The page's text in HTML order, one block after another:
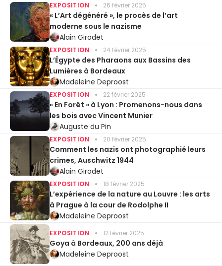
EXPOSITION 26 février 2025
« L’Art dégénéré », le procès de l’art
moderne sous le nazisme
Alain Girodet
EXPOSITION 24 février 2025
L’Égypte des Pharaons aux Bassins des
Lumières à Bordeaux
Madeleine Deproost
EXPOSITION 22 février 2025
« En Forêt » à Lyon : Promenons-nous dans
les bois avec Vincent Munier
Auguste du Pin
EXPOSITION 20 février 2025
Comment les nazis ont photographié leurs
crimes, Auschwitz 1944
Alain Girodet
EXPOSITION 18 février 2025
L’expérience de la nature au Louvre : les arts
à Prague à la cour de Rodolphe II
Madeleine Deproost
EXPOSITION 12 février 2025
Goya à Bordeaux, 200 ans déjà
Madeleine Deproost